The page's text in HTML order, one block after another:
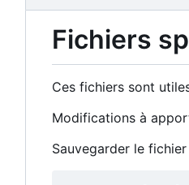
Fichiers
Ces fichiers sont
Modifications à
Sauvegarder le